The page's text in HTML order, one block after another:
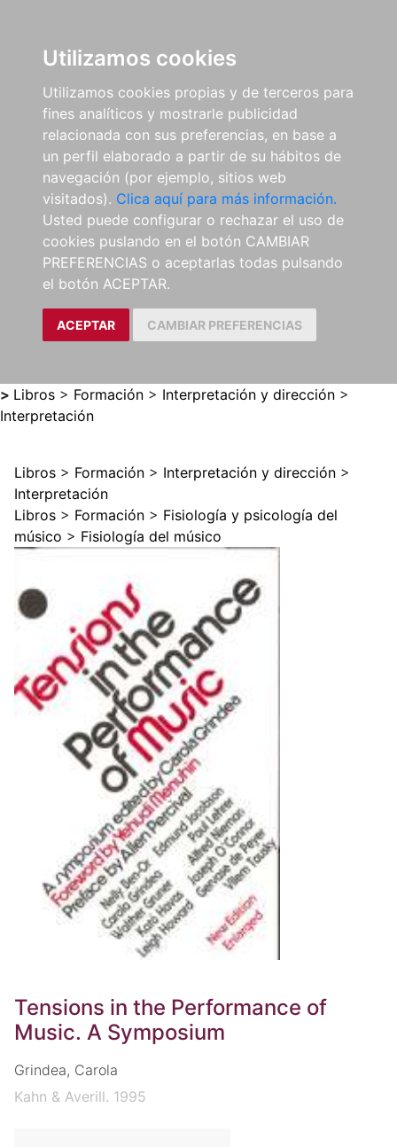
Utilizamos cookies
Utilizamos cookies propias y de terceros para
fines analíticos y mostrarle publicidad
relacionada con sus preferencias, en base a
un perfil elaborado a partir de su hábitos de
navegación (por ejemplo, sitios web
visitados). Clica aquí para más información.
Usted puede configurar o rechazar el uso de
cookies puslando en el botón CAMBIAR
PREFERENCIAS o aceptarlas todas pulsando
el botón ACEPTAR.
ACEPTAR CAMBIAR PREFERENCIAS
> Libros > Formación > Interpretación y dirección >
Interpretación
Libros > Formación > Interpretación y dirección >
Interpretación
Libros > Formación > Fisiología y psicología del
músico > Fisiología del músico
Tensions in the Performance of
Music. A Symposium
Grindea, Carola
Kahn & Averill. 1995